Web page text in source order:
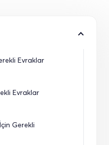
Evraklar
Evraklar
Gerekli